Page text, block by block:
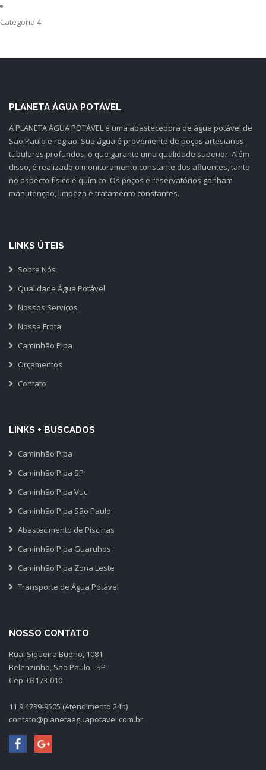
Categoria 4
PLANETA ÁGUA POTÁVEL
A PLANETA ÁGUA POTÁVEL é uma abastecedora de água potável de
São Paulo e região. Sua água é proveniente de poços artesianos
tubulares profundos, o que garante uma qualidade superior. Além
disso, é realizado o monitoramento constante dos afluentes, tanto
no aspecto físico e químico. Os poços e reservatórios ganham
manutenção, limpeza e tratamento constantes.
LINKS ÚTEIS
Sobre Nós
Qualidade Água Potável
Nossos Serviços
Nossa Frota
Caminhão Pipa
Orçamentos
Contato
LINKS + BUSCADOS
Caminhão Pipa
Caminhão Pipa SP
Caminhão Pipa Vuc
Caminhão Pipa São Paulo
Abastecimento de Piscinas
Caminhão Pipa Guaruhos
Caminhão Pipa Zona Leste
Transporte de Água Potável
NOSSO CONTATO
Rua: Siqueira Bueno, 1081
Belenzinho, São Paulo - SP
Cep: 03173-010
11 9.4739-9505 (Atendimento 24h)
contato@planetaaguapotavel.com.br